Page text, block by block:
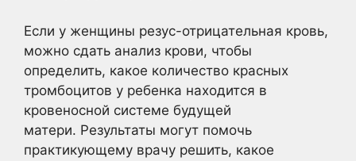
Если у женщины резус-отрицательная кровь,
можно сдать анализ крови, чтобы
определить, какое количество красных
тромбоцитов у ребенка находится в
кровеносной системе будущей
матери. Результаты могут помочь
практикующему врачу решить, какое